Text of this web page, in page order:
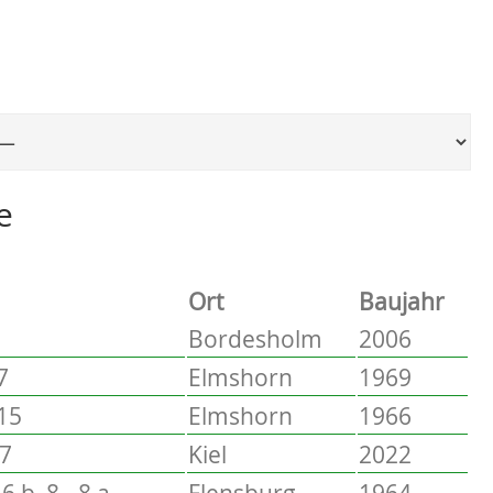
um zur entsprechenden Seite zu
Ort
Baujahr
Bordesholm
2006
Elmshorn
1969
Elmshorn
1966
Kiel
2022